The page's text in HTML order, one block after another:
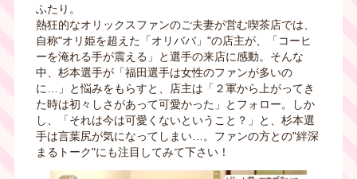
ふたり。
熱狂的なオリックスファンのご夫妻が営む喫茶店では、
自称"オリ姫を超えた「オリババ」"の店主が、「コーヒ
ーを淹れる手が震える」と選手の来店に感動。そんな
中、杉本選手が「福田選手は女性のファンが多いの
に…」と悩みをもらすと、店主は「２軍から上がってき
た時は初々しさがあって可愛かった」とフォロー。しか
し、「それは今は可愛くないということ？」と、杉本選
手は言葉尻が気になってしまい…。ファンの方との"絆深
まるトーク"にも注目してみて下さい！